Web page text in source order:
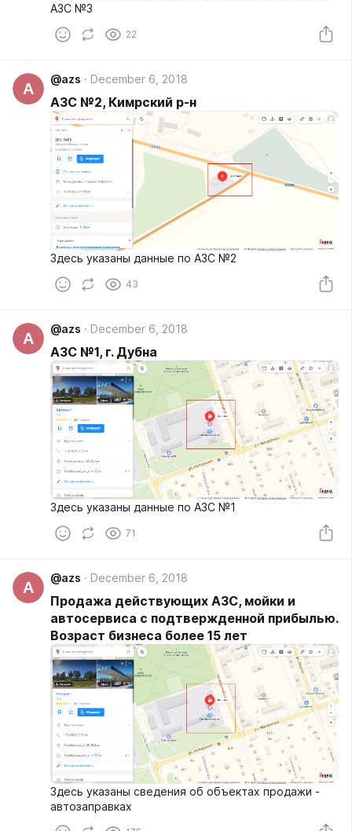
АЗС №3
22
A
@azs December 6, 2018
АЗС №2, Кимрский р-н
Здесь указаны данные по АЗС №2
43
A
@azs December 6, 2018
АЗС №1, г. Дубна
Здесь указаны данные по АЗС №1
71
A
@azs December 6, 2018
Продажа действующих АЗС, мойки и
автосервиса с подтвержденной прибылью.
Возраст бизнеса более 15 лет
Здесь указаны сведения об объектах продажи -
автозаправках